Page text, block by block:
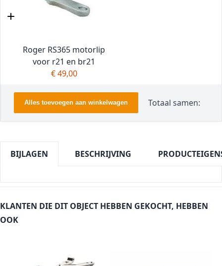
Roger RS365 motorlip
voor r21 en br21
€ 49,00
Alles toevoegen aan winkelwagen Totaal samen:
BIJLAGEN BESCHRIJVING
KLANTEN DIE DIT OBJECT HEBBEN GEKOCHT, HEBBEN
OOK